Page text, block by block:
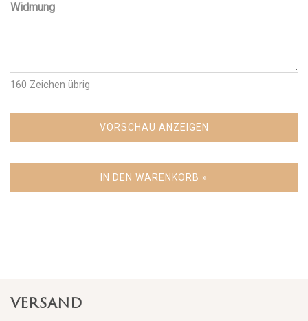
Widmung
160 Zeichen übrig
VORSCHAU ANZEIGEN
IN DEN WARENKORB »
VERSAND